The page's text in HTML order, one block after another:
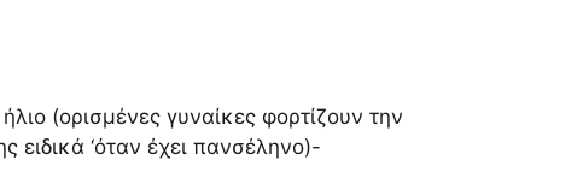
(ορισμένες γυναίκες φορτίζουν την
‘όταν έχει πανσέληνο)-